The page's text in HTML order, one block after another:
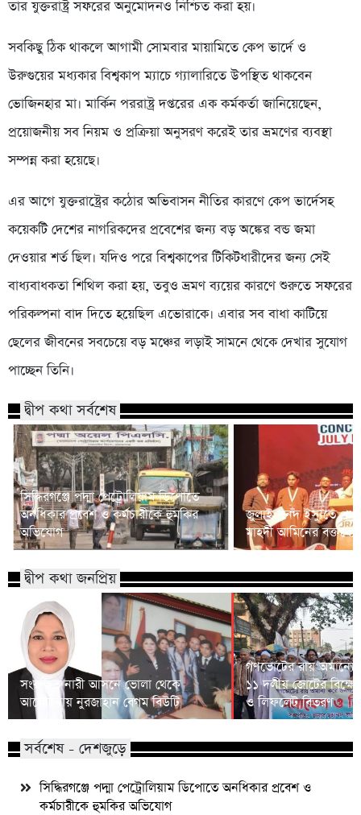
তার যুক্তরাষ্ট্র সফরের অনুমোদনও নিশ্চিত করা হয়।
সবকিছু ঠিক থাকলে আগামী সোমবার মায়ামিতে কেপ ভার্দে ও
উরুগুয়ের মধ্যকার বিশ্বকাপ ম্যাচে গ্যালারিতে উপস্থিত থাকবেন
ভোজিনহার মা। মার্কিন পররাষ্ট্র দপ্তরের এক কর্মকর্তা জানিয়েছেন,
প্রয়োজনীয় সব নিয়ম ও প্রক্রিয়া অনুসরণ করেই তার ভ্রমণের ব্যবস্থা
সম্পন্ন করা হয়েছে।
এর আগে যুক্তরাষ্ট্রের কঠোর অভিবাসন নীতির কারণে কেপ ভার্দেসহ
কয়েকটি দেশের নাগরিকদের প্রবেশের জন্য বড় অঙ্কের বন্ড জমা
দেওয়ার শর্ত ছিল। যদিও পরে বিশ্বকাপের টিকিটধারীদের জন্য সেই
বাধ্যবাধকতা শিথিল করা হয়, তবুও ভ্রমণ ব্যয়ের কারণে শুরুতে সফরের
পরিকল্পনা বাদ দিতে হয়েছিল এভোরাকে। এবার সব বাধা কাটিয়ে
ছেলের জীবনের সবচেয়ে বড় মঞ্চের লড়াই সামনে থেকে দেখার সুযোগ
পাচ্ছেন তিনি।
দ্বীপ কথা সর্বশেষ
সিদ্ধিরগঞ্জে পদ্মা পেট্রোলিয়াম ডিপোতে
অনধিকার প্রবেশ ও কর্মচারীকে হুমকির
অভিযোগ
জুলাই সনদ ইস্যুতে
মাহদী আমিনের
দ্বীপ কথা জনপ্রিয়
সংরক্ষিত নারী আসনে ভোলা থেকে
আলোচনায় নুরজাহান বেগম বিউটি
গণভোটের রায়
১১ দলীয় জোটের
ও লিফলেট বিতরণ
সর্বশেষ - দেশজুড়ে
সিদ্ধিরগঞ্জে পদ্মা পেট্রোলিয়াম ডিপোতে অনধিকার প্রবেশ ও
কর্মচারীকে হুমকির অভিযোগ